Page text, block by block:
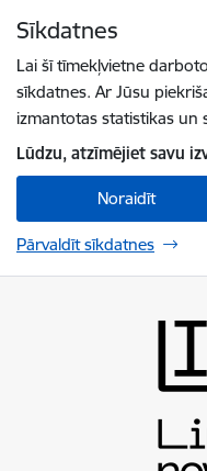
Sīkdatnes
Lai šī tīmekļvietne
sīkdatnes. Ar Jūsu
izmantotas statistikas un
Lūdzu, atzīmējiet savu
Noraidīt
Pārvaldīt sīkdatnes